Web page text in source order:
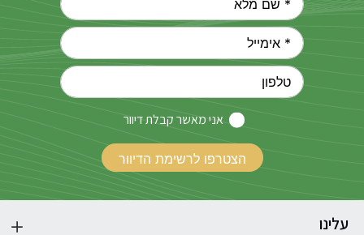
אני מאשר קבלת דיוור
עלינו